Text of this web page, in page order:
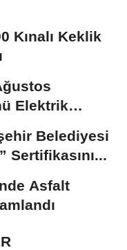
Kınalı Keklik
Elektrik
Belediyesi
Sertifikasını...
Asfalt